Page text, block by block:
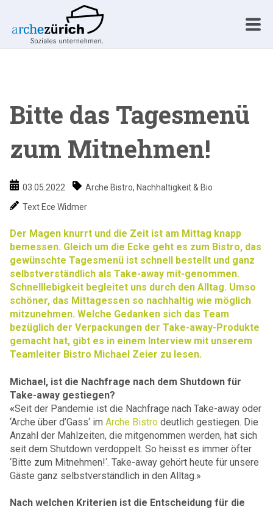
Bitte das Tagesmenü
zum Mitnehmen!
03.05.2022 Arche Bistro,Nachhaltigkeit & Bio
Text Ece Widmer
Der Magen knurrt und die Zeit ist am Mittag knapp
bemessen. Gleich um die Ecke geht es zum Bistro, das
gewünschte Tagesmenü ist schnell bestellt und ganz
selbstverständlich als Take-away mit-genommen.
Schnelllebigkeit begleitet uns durch den Alltag. Umso
schöner, das Mittagessen so nachhaltig wie möglich
mitzunehmen. Welche Gedanken sich das Team
bezüglich der Verpackungen der Take-away-Produkte
gemacht hat, gibt es in einem Interview mit unserem
Teamleiter Bistro Michael Zeier zu lesen.
Michael, ist die Nachfrage nach dem Shutdown für
Take-away gestiegen?
«Seit der Pandemie ist die Nachfrage nach Take-away oder
‘Arche über d’Gass‘ im Arche Bistro deutlich gestiegen. Die
Anzahl der Mahlzeiten, die mitgenommen werden, hat sich
seit dem Shutdown verdoppelt. So heisst es immer öfter
‘Bitte zum Mitnehmen!‘. Take-away gehört heute für unsere
Gäste ganz selbstverständlich in den Alltag.»
Nach welchen Kriterien ist die Entscheidung für die